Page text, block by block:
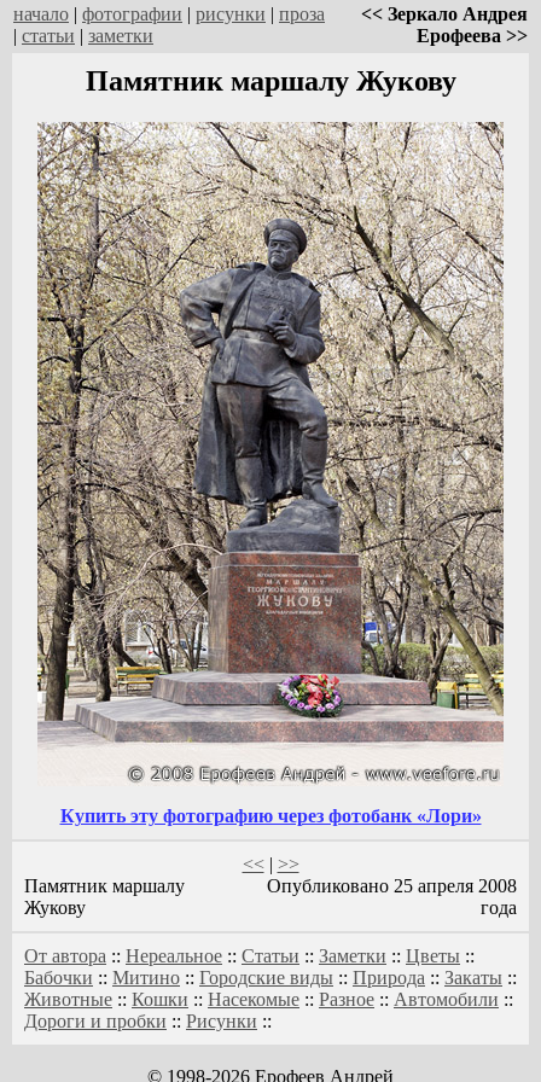
начало | фотографии | рисунки | проза
| статьи | заметки
<< Зеркало Андрея
Ерофеева >>
Памятник маршалу Жукову
Купить эту фотографию через фотобанк «Лори»
<<| >>
Памятник маршалу
Жукову
Опубликовано 25 апреля 2008
года
От автора :: Нереальное :: Статьи :: Заметки :: Цветы ::
Бабочки :: Митино :: Городские виды :: Природа :: Закаты ::
Животные :: Кошки :: Насекомые :: Разное :: Автомобили ::
Дороги и пробки :: Рисунки ::
© 1998-2026 Ерофеев Андрей